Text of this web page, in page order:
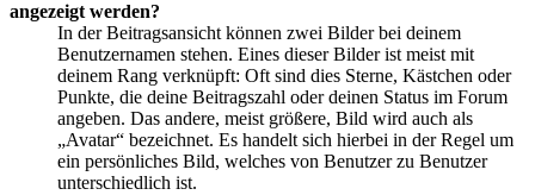
angezeigt werden?
In der Beitragsansicht können zwei Bilder bei deinem
Benutzernamen stehen. Eines dieser Bilder ist meist mit
deinem Rang verknüpft: Oft sind dies Sterne, Kästchen oder
Punkte, die deine Beitragszahl oder deinen Status im Forum
angeben. Das andere, meist größere, Bild wird auch als
„Avatar“ bezeichnet. Es handelt sich hierbei in der Regel um
ein persönliches Bild, welches von Benutzer zu Benutzer
unterschiedlich ist.